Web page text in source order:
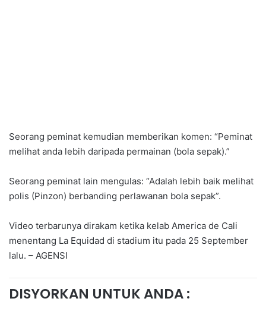
Seorang peminat kemudian memberikan komen: “Peminat
melihat anda lebih daripada permainan (bola sepak).”
Seorang peminat lain mengulas: “Adalah lebih baik melihat
polis (Pinzon) berbanding perlawanan bola sepak”.
Video terbarunya dirakam ketika kelab America de Cali
menentang La Equidad di stadium itu pada 25 September
lalu. – AGENSI
DISYORKAN UNTUK ANDA :